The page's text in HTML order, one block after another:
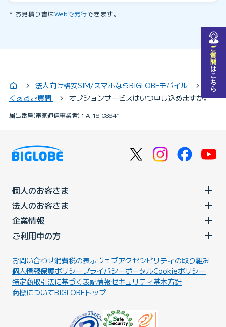
お見積り書はWebで発行できます。
法人向け格安SIM/スマホならBIGLOBEモバイル
よ
くあるご質問
オプションサービスはいつ申し込めますか。
届出番号(電気通信事業者)：A-18-08841
個人のお客さま
法人のお客さま
企業情報
ご利用中の方
お問い合わせ消費税の表示ウェブアクセシビリティの取り組み
個人情報保護ポリシープライバシーポータルCookieポリシー
特定商取引法に基づく表記情報セキュリティ基本方針
商標についてBIGLOBEトップ